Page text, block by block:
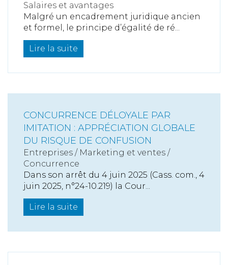
Salaires et avantages
Malgré un encadrement juridique ancien
et formel, le principe d’égalité de ré...
Lire la suite
CONCURRENCE DÉLOYALE PAR
IMITATION : APPRÉCIATION GLOBALE
DU RISQUE DE CONFUSION
Entreprises / Marketing et ventes /
Concurrence
Dans son arrêt du 4 juin 2025 (Cass. com., 4
juin 2025, n°24-10.219) la Cour...
Lire la suite